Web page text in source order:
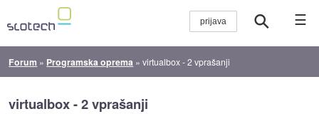
☰
Forum » Programska oprema »virtualbox - 2 vprašanji
virtualbox - 2 vprašanji